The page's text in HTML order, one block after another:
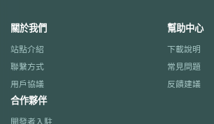
關於我們
站點介紹
聯繫方式
用戶協議
幫助中心
下載說明
常見問題
反饋建議
合作夥伴
開發者入駐